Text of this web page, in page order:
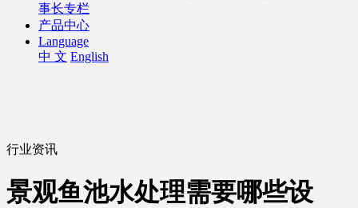
事长专栏
产品中心
Language
中 文 English
行业资讯
景观鱼池水处理需要哪些设